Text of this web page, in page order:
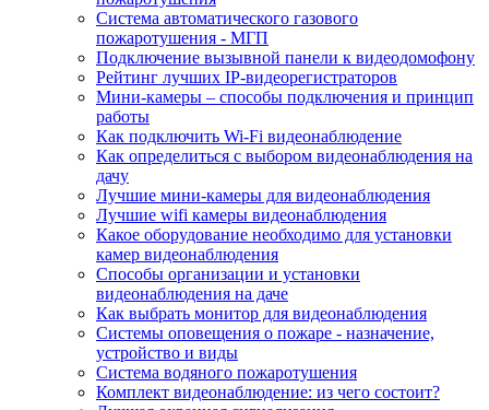
Система автоматического газового
пожаротушения - МГП
Подключение вызывной панели к видеодомофону
Рейтинг лучших IP-видеорегистраторов
Мини-камеры – способы подключения и принцип
работы
Как подключить Wi-Fi видеонаблюдение
Как определиться с выбором видеонаблюдения на
дачу
Лучшие мини-камеры для видеонаблюдения
Лучшие wifi камеры видеонаблюдения
Какое оборудование необходимо для установки
камер видеонаблюдения
Способы организации и установки
видеонаблюдения на даче
Как выбрать монитор для видеонаблюдения
Системы оповещения о пожаре - назначение,
устройство и виды
Система водяного пожаротушения
Комплект видеонаблюдение: из чего состоит?